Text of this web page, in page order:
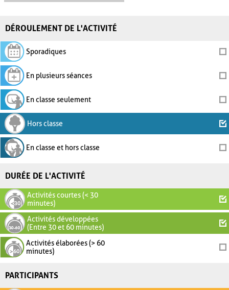
DÉROULEMENT DE L'ACTIVITÉ
Sporadiques
En plusieurs séances
En classe seulement
Hors classe
En classe et hors classe
DURÉE DE L'ACTIVITÉ
Activités courtes (< 30
minutes)
Activités développées
(Entre 30 et 60 minutes)
Activités élaborées (> 60
minutes)
PARTICIPANTS